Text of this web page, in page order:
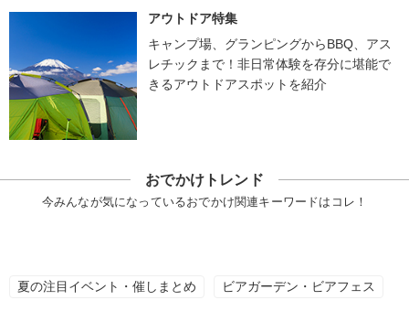
アウトドア特集
キャンプ場、グランピングからBBQ、アス
レチックまで！非日常体験を存分に堪能で
きるアウトドアスポットを紹介
おでかけトレンド
今みんなが気になっているおでかけ関連キーワードはコレ！
夏の注目イベント・催しまとめ ビアガーデン・ビアフェス